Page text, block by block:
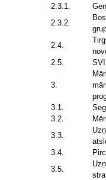
2.3.1.
2.3.2.
2.4.
2.5.
3.
3.1.
3.2.
3.3.
3.4.
3.5.